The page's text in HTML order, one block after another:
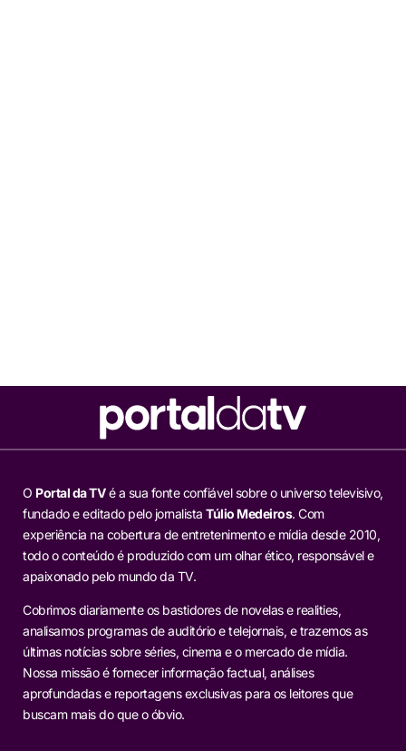
O Portal da TVé a sua fonte confiável sobre o universo televisivo,
fundado e editado pelo jornalista Túlio Medeiros. Com
experiência na cobertura de entretenimento e mídia desde 2010,
todo o conteúdo é produzido com um olhar ético, responsável e
apaixonado pelo mundo da TV.
Cobrimos diariamente os bastidores de novelas e realities,
analisamos programas de auditório e telejornais, e trazemos as
últimas notícias sobre séries, cinema e o mercado de mídia.
Nossa missão é fornecer informação factual, análises
aprofundadas e reportagens exclusivas para os leitores que
buscam mais do que o óbvio.